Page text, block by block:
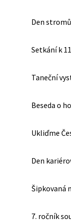
Den stromů
Setkání k
Taneční
Beseda o
Ukliďme
Den
Šipkovaná
7. ročník